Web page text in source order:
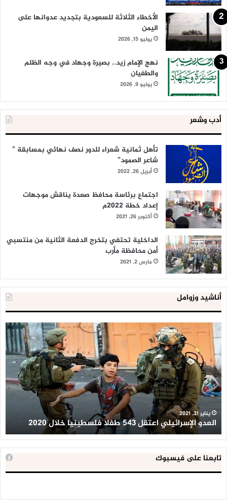
الأخطاء الثلاثة للسعودية بتجديد عدوانها على
اليمن
يوليو 15, 2026
نهج الإمام زيد.. بصيرة وجهاد في وجه الظلم
والطغيان
يوليو 9, 2026
أدب وشعر
تأهل ثمانية شعراء للدور نصف نهائي بمسابقة ”
شاعر الصمود”
أبريل 26, 2022
اجتماع برئاسة محافظ صعدة يناقش موجهات
إعداد خطة 2022م
أكتوبر 26, 2021
الداخلية تحتفي بتخرج الدفعة الثانية من منتسبي
أمن محافظة مأرب
مارس 2, 2021
أناشيد وزوامل
العدو
الإسرائيلي
اعتقل
543
طفلا
فلسطينيا
خلال
2020
يناير 31, 2021
العدو الإسرائيلي اعتقل 543 طفلا فلسطينيا خلال 2020
تابعنا على فيسبوك